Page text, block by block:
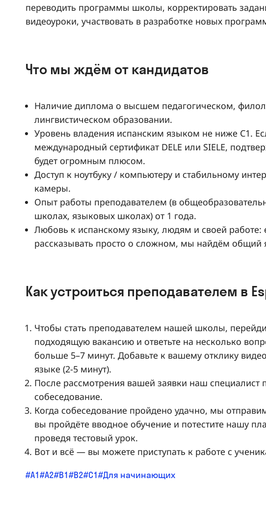
переводить программы школы, корректировать
видеоуроки, участвовать в разработке новых
Что мы ждём от кандидатов
Наличие диплома о высшем педагогическом,
лингвистическом образовании.
Уровень владения испанским языком не ниже C1.
международный сертификат DELE или SIELE,
будет огромным плюсом.
Доступ к ноутбуку / компьютеру и стабильному
камеры.
Опыт работы преподавателем (в
школах, языковых школах) от 1 года.
Любовь к испанскому языку, людям и своей работе:
рассказывать просто о сложном, мы найдём общий
Как устроиться преподавателем в
Чтобы стать преподавателем нашей школы,
подходящую вакансию и ответьте на несколько
больше 5–7 минут. Добавьте к вашему отклику
языке (2-5 минут).
После рассмотрения вашей заявки наш специалист
собеседование.
Когда собеседование пройдено удачно, мы
вы пройдёте вводное обучение и потестите нашу
проведя тестовый урок.
Вот и всё — вы можете приступать к работе с
A1 A2 B1 B2 C1 Для начинающих